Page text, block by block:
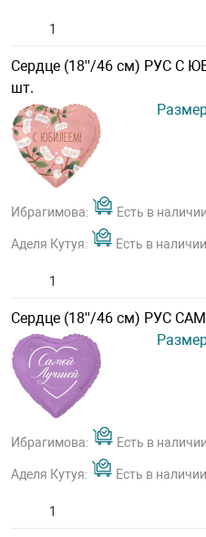
Сердце (18''/46 см) РУС С
шт.
Ибрагимова: Есть в наличии
Аделя Кутуя: Есть в наличии
Сердце (18''/46 см) РУС
Ибрагимова: Есть в наличии
Аделя Кутуя: Есть в наличии